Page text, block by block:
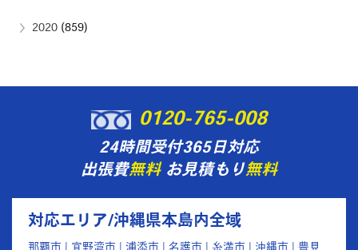
2020 (859)
0120-765-008
24時間受付365日対応
出張費無料お見積もり無料
対応エリア/沖縄県本島内全域